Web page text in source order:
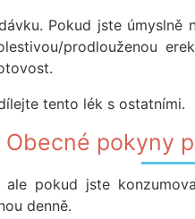
Pokud jste
prodlouženou
tento lék s ostatními.
Obecné pokyny
pokud jste
denně.